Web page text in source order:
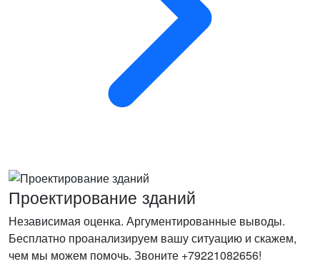
Проектирование зданий
Независимая оценка. Аргументированные выводы.
Бесплатно проанализируем вашу ситуацию и скажем,
чем мы можем помочь. Звоните +79221082656!